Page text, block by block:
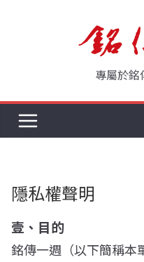
專屬於銘
隱私權聲明
壹、目的
銘傳一週（以下簡稱本